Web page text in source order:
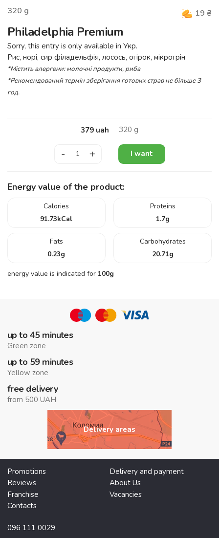
320 g 19 ₴
Philadelphia Premium
Sorry, this entry is only available in Укр.
Рис, норі, сир філадельфія, лосось, огірок, мікрогрін
*Містить алергени: молочні продукти, риба
*Рекомендований термін зберігання готових страв не більше 3
год.
379 uah 320 g
- + I want
Energy value of the product:
Calories
91.73kCal
Proteins
1.7g
Fats
0.23g
Carbohydrates
20.71g
energy value is indicated for 100g
up to 45 minutes
Green zone
up to 59 minutes
Yellow zone
free delivery
from 500 UAH
Delivery areas
Promotions
Delivery and payment
Reviews
About Us
Franchise
Vacancies
Contacts
096 111 0029